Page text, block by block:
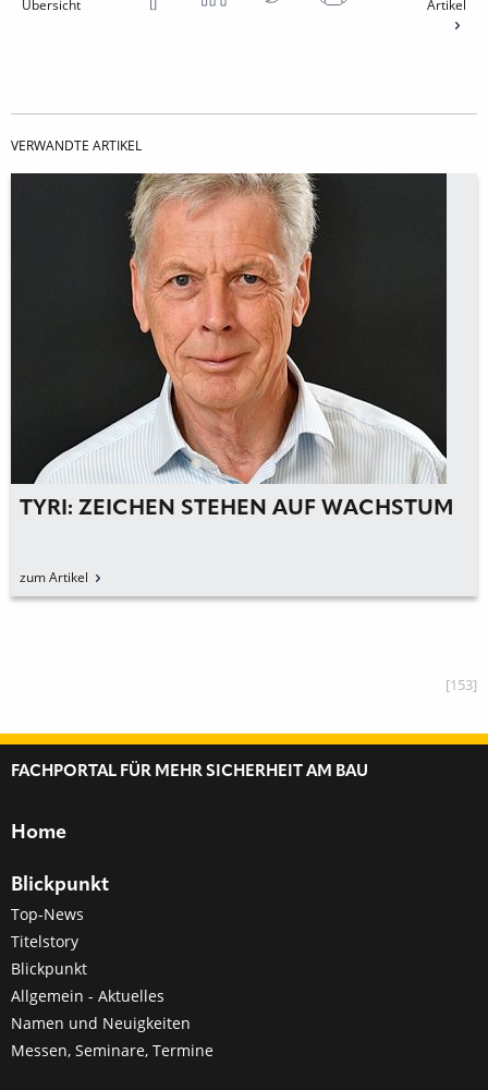
Übersicht Artikel
VERWANDTE ARTIKEL
TYRI: ZEICHEN STEHEN AUF WACHSTUM
zum Artikel
[153]
FACHPORTAL FÜR MEHR SICHERHEIT AM BAU
Home
Blickpunkt
Top-News
Titelstory
Blickpunkt
Allgemein - Aktuelles
Namen und Neuigkeiten
Messen, Seminare, Termine